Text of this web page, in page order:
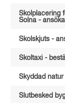
Skolplacering
Solna -
Skolskjuts -
Skoltaxi -
Skyddad
Slutbesked